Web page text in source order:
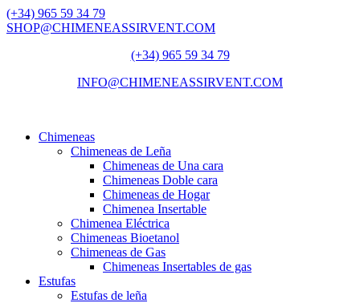
(+34) 965 59 34 79
SHOP@CHIMENEASSIRVENT.COM
(+34) 965 59 34 79
INFO@CHIMENEASSIRVENT.COM
Chimeneas
Chimeneas de Leña
Chimeneas de Una cara
Chimeneas Doble cara
Chimeneas de Hogar
Chimenea Insertable
Chimenea Eléctrica
Chimeneas Bioetanol
Chimeneas de Gas
Chimeneas Insertables de gas
Estufas
Estufas de leña